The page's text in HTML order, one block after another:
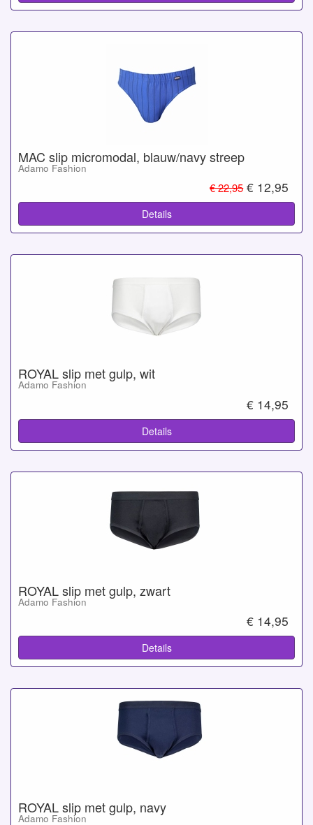
MAC slip micromodal, blauw/navy streep
Adamo Fashion
€ 22,95 € 12,95
Details
ROYAL slip met gulp, wit
Adamo Fashion
€ 14,95
Details
ROYAL slip met gulp, zwart
Adamo Fashion
€ 14,95
Details
ROYAL slip met gulp, navy
Adamo Fashion